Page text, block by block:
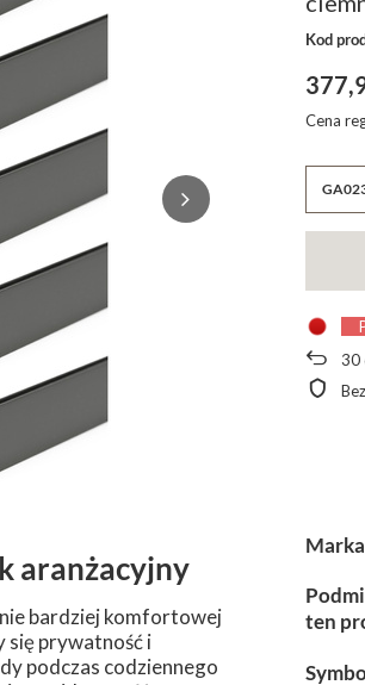
Kod
Cena
30
aranżacyjny
bardziej komfortowej
się prywatność i
podczas codziennego
Marka
ten